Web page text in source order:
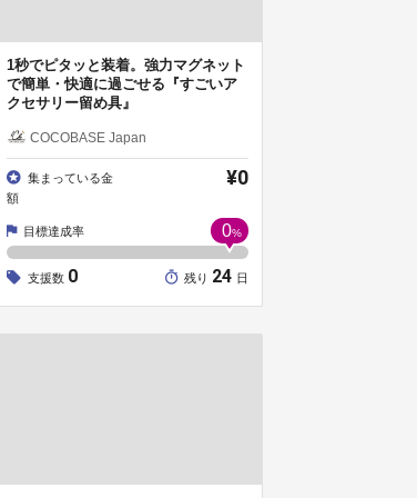
1秒でピタッと装着。強力マグネット
で簡単・快適に過ごせる『すごいア
クセサリー留め具』
COCOBASE Japan
集まっている金
額
¥0
目標達成率 0%
支援数 0 残り 24 日